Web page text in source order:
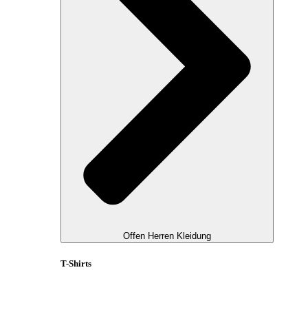
Offen Herren Kleidung
T-Shirts